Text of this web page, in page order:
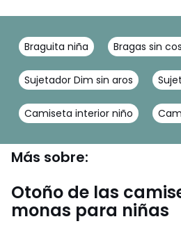
Braguita niña Bragas sin
Sujetador Dim sin aros
Camiseta interior niño
Más sobre:
Otoño de las
monas para niñas